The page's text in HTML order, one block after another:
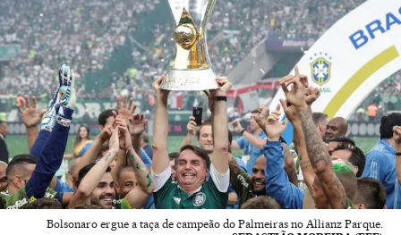
Bolsonaro ergue a taça de campeão do Palmeiras no Allianz Parque.